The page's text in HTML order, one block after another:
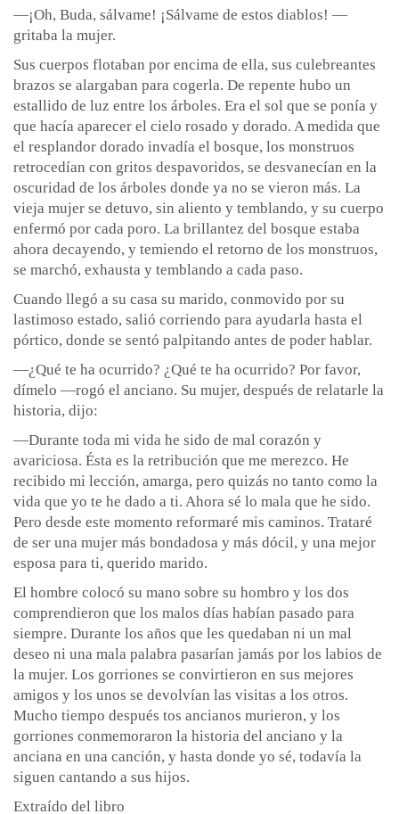
—¡Oh, Buda, sálvame! ¡Sálvame de estos diablos! —
gritaba la mujer.
Sus cuerpos flotaban por encima de ella, sus culebreantes
brazos se alargaban para cogerla. De repente hubo un
estallido de luz entre los árboles. Era el sol que se ponía y
que hacía aparecer el cielo rosado y dorado. A medida que
el resplandor dorado invadía el bosque, los monstruos
retrocedían con gritos despavoridos, se desvanecían en la
oscuridad de los árboles donde ya no se vieron más. La
vieja mujer se detuvo, sin aliento y temblando, y su cuerpo
enfermó por cada poro. La brillantez del bosque estaba
ahora decayendo, y temiendo el retorno de los monstruos,
se marchó, exhausta y temblando a cada paso.
Cuando llegó a su casa su marido, conmovido por su
lastimoso estado, salió corriendo para ayudarla hasta el
pórtico, donde se sentó palpitando antes de poder hablar.
—¿Qué te ha ocurrido? ¿Qué te ha ocurrido? Por favor,
dímelo —rogó el anciano. Su mujer, después de relatarle la
historia, dijo:
—Durante toda mi vida he sido de mal corazón y
avariciosa. Ésta es la retribución que me merezco. He
recibido mi lección, amarga, pero quizás no tanto como la
vida que yo te he dado a ti. Ahora sé lo mala que he sido.
Pero desde este momento reformaré mis caminos. Trataré
de ser una mujer más bondadosa y más dócil, y una mejor
esposa para ti, querido marido.
El hombre colocó su mano sobre su hombro y los dos
comprendieron que los malos días habían pasado para
siempre. Durante los años que les quedaban ni un mal
deseo ni una mala palabra pasarían jamás por los labios de
la mujer. Los gorriones se convirtieron en sus mejores
amigos y los unos se devolvían las visitas a los otros.
Mucho tiempo después tos ancianos murieron, y los
gorriones conmemoraron la historia del anciano y la
anciana en una canción, y hasta donde yo sé, todavía la
siguen cantando a sus hijos.
Extraído del libro